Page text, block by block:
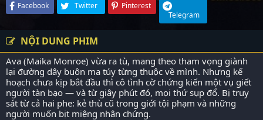
Facebook Twitter
Pinterest
Telegram
NỘI DUNG PHIM
Ava (Maika Monroe) vừa ra tù, mang theo tham vọng giành
lại đường dây buôn ma túy từng thuộc về mình. Nhưng kế
hoạch chưa kịp bắt đầu thì cô tình cờ chứng kiến một vụ giết
người tàn bạo — và từ giây phút đó, mọi thứ sụp đổ. Bị truy
sát từ cả hai phe: kẻ thù cũ trong giới tội phạm và những
người muốn bịt miệng nhân chứng.